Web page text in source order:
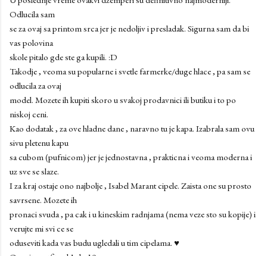
Odlucila sam
se za ovaj sa printom srca jer je nedoljiv i presladak. Sigurna sam da bi
vas polovina
skole pitalo gde ste ga kupili. :D
Takodje , veoma su popularne i svetle farmerke/duge hlace , pa sam se
odlucila za ovaj
model. Mozete ih kupiti skoro u svakoj prodavnici ili butiku i to po
niskoj ceni.
Kao dodatak , za ove hladne dane , naravno tu je kapa. Izabrala sam ovu
sivu pletenu kapu
sa cubom (pufnicom) jer je jednostavna , prakticna i veoma moderna i
uz sve se slaze.
I za kraj ostaje ono najbolje , Isabel Marant cipele. Zaista one su prosto
savrsene. Mozete ih
pronaci svuda , pa cak i u kineskim radnjama (nema veze sto su kopije) i
verujte mi svi ce se
oduseviti kada vas budu ugledali u tim cipelama. ♥